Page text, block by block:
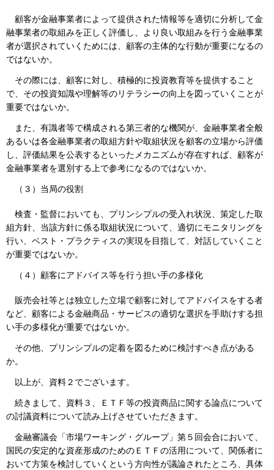
顧客が金融事業者によって提供された情報等を適切に分析して金
融事業者の取組みを正しく評価し、より良い取組みを行う金融事業
者が選択されていくためには、顧客の主体的な行動が重要になるの
ではないか。
その際には、顧客に対し、積極的に投資教育等を提供すること
で、その投資知識や理解等のリテラシーの向上を図っていくことが
重要ではないか。
また、有識者等で構成される第三者的な機関が、金融事業者全般
あるいは各金融事業者の取組方針や取組状況を顧客の立場から評価
し、評価結果を公表するといったメカニズムが存在すれば、顧客が
金融事業者を選別する上で参考になるのではないか。
（３） 当局の役割
検査・監督においても、プリンシプルの受入れ状況、策定した取
組方針、当該方針に係る取組状況について、適切にモニタリングを
行い、ベスト・プラクティスの実現を目指して、対話していくこと
が重要ではないか。
（４） 顧客にアドバイス等を行う担い手の多様化
販売会社等とは独立した立場で顧客に対してアドバイスをする者
など、顧客による金融商品・サービスの適切な選択を手助けする担
い手の多様化が重要ではないか。
その他、プリンシプルの定着を図るために検討すべき点がある
か。
以上が、資料２でございます。
続きまして、資料３、ＥＴＦ等の投資商品に関する論点について
の討議資料について読み上げさせていただきます。
金融審議会「市場ワーキング・グループ」第５回会合において、
国民の安定的な資産形成のためのＥＴＦの活用について、関係者に
おいて方策を検討していくという方向性が議論されたところ、具体